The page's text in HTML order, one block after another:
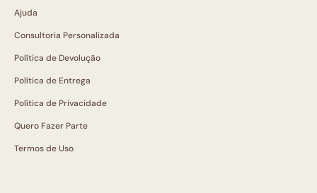
Ajuda
Consultoria Personalizada
Política de Devolução
Política de Entrega
Política de Privacidade
Quero Fazer Parte
Termos de Uso